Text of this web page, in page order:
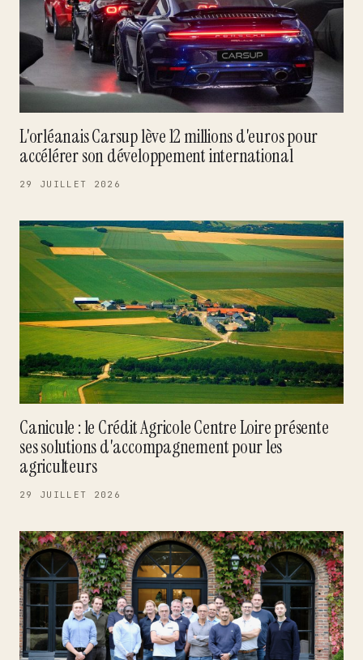
L'orléanais Carsup lève 12 millions d'euros pour
accélérer son développement international
29 JUILLET 2026
Canicule : le Crédit Agricole Centre Loire présente
ses solutions d'accompagnement pour les
agriculteurs
29 JUILLET 2026